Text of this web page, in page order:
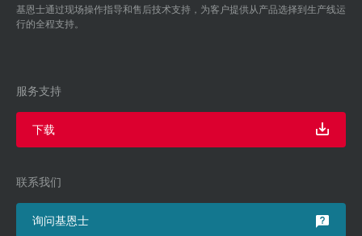
基恩士通过现场操作指导和售后技术支持，为客户提供从产品选择到生产线运
行的全程支持。
服务支持
下载
联系我们
询问基恩士